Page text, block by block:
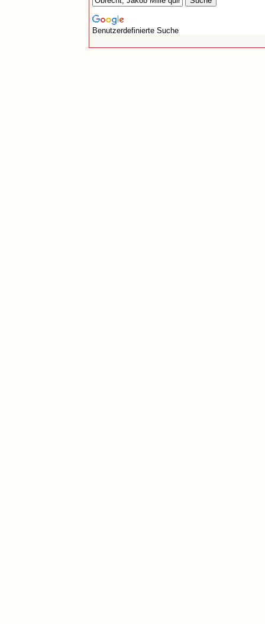
Benutzerdefinierte Suche